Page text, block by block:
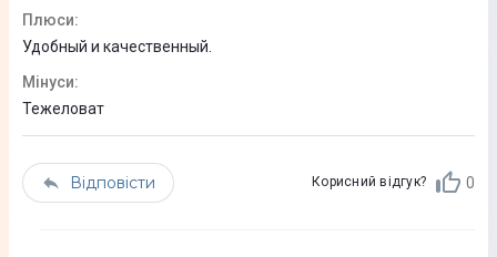
Габарити (ВхШхГ)
114.3 х 31.2 х 30.7 см
Вага
5,1 кг
Юридична інформація
Плюси:
Удобный и качественный.
Мінуси:
Тежеловат
Відповісти Корисний відгук? 0